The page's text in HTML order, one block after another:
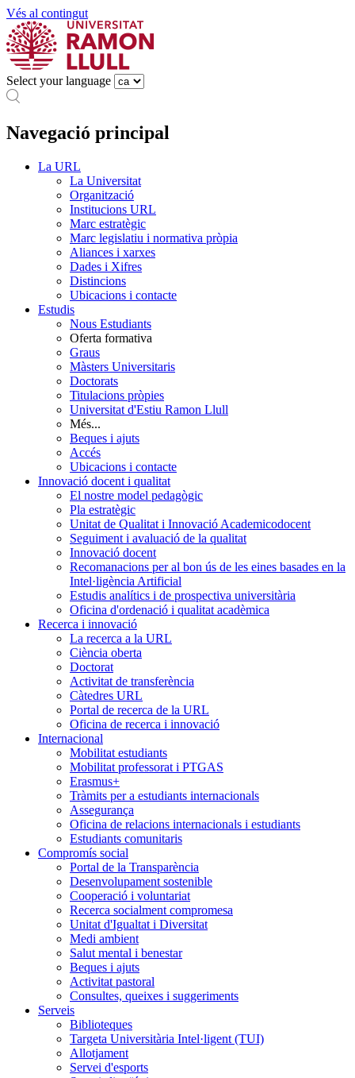
Vés al contingut
Select your language
Navegació principal
La URL
La Universitat
Organització
Institucions URL
Marc estratègic
Marc legislatiu i normativa pròpia
Aliances i xarxes
Dades i Xifres
Distincions
Ubicacions i contacte
Estudis
Nous Estudiants
Oferta formativa
Graus
Màsters Universitaris
Doctorats
Titulacions pròpies
Universitat d'Estiu Ramon Llull
Més...
Beques i ajuts
Accés
Ubicacions i contacte
Innovació docent i qualitat
El nostre model pedagògic
Pla estratègic
Unitat de Qualitat i Innovació Academicodocent
Seguiment i avaluació de la qualitat
Innovació docent
Recomanacions per al bon ús de les eines basades en la
Intel·ligència Artificial
Estudis analítics i de prospectiva universitària
Oficina d'ordenació i qualitat acadèmica
Recerca i innovació
La recerca a la URL
Ciència oberta
Doctorat
Activitat de transferència
Càtedres URL
Portal de recerca de la URL
Oficina de recerca i innovació
Internacional
Mobilitat estudiants
Mobilitat professorat i PTGAS
Erasmus+
Tràmits per a estudiants internacionals
Assegurança
Oficina de relacions internacionals i estudiants
Estudiants comunitaris
Compromís social
Portal de la Transparència
Desenvolupament sostenible
Cooperació i voluntariat
Recerca socialment compromesa
Unitat d'Igualtat i Diversitat
Medi ambient
Salut mental i benestar
Beques i ajuts
Activitat pastoral
Consultes, queixes i suggeriments
Serveis
Biblioteques
Targeta Universitària Intel·ligent (TUI)
Allotjament
Servei d'esports